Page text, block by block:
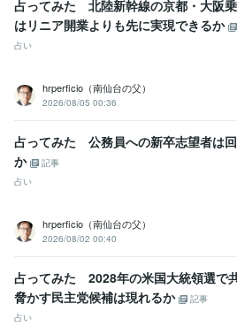
占ってみた 北陸新幹線の京都・大阪
はリニア開業よりも先に実現できるか
占い
hrperficio（南仙台の父）
2026/08/05 00:36
占ってみた 公務員への新卒志望者は
か
記事
占い
hrperficio（南仙台の父）
2026/08/02 00:40
占ってみた 2028年の米国大統領選で
脅かす民主党候補は現れるか
記事
占い